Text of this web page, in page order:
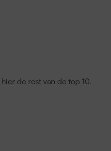
hier de rest van de top 10.